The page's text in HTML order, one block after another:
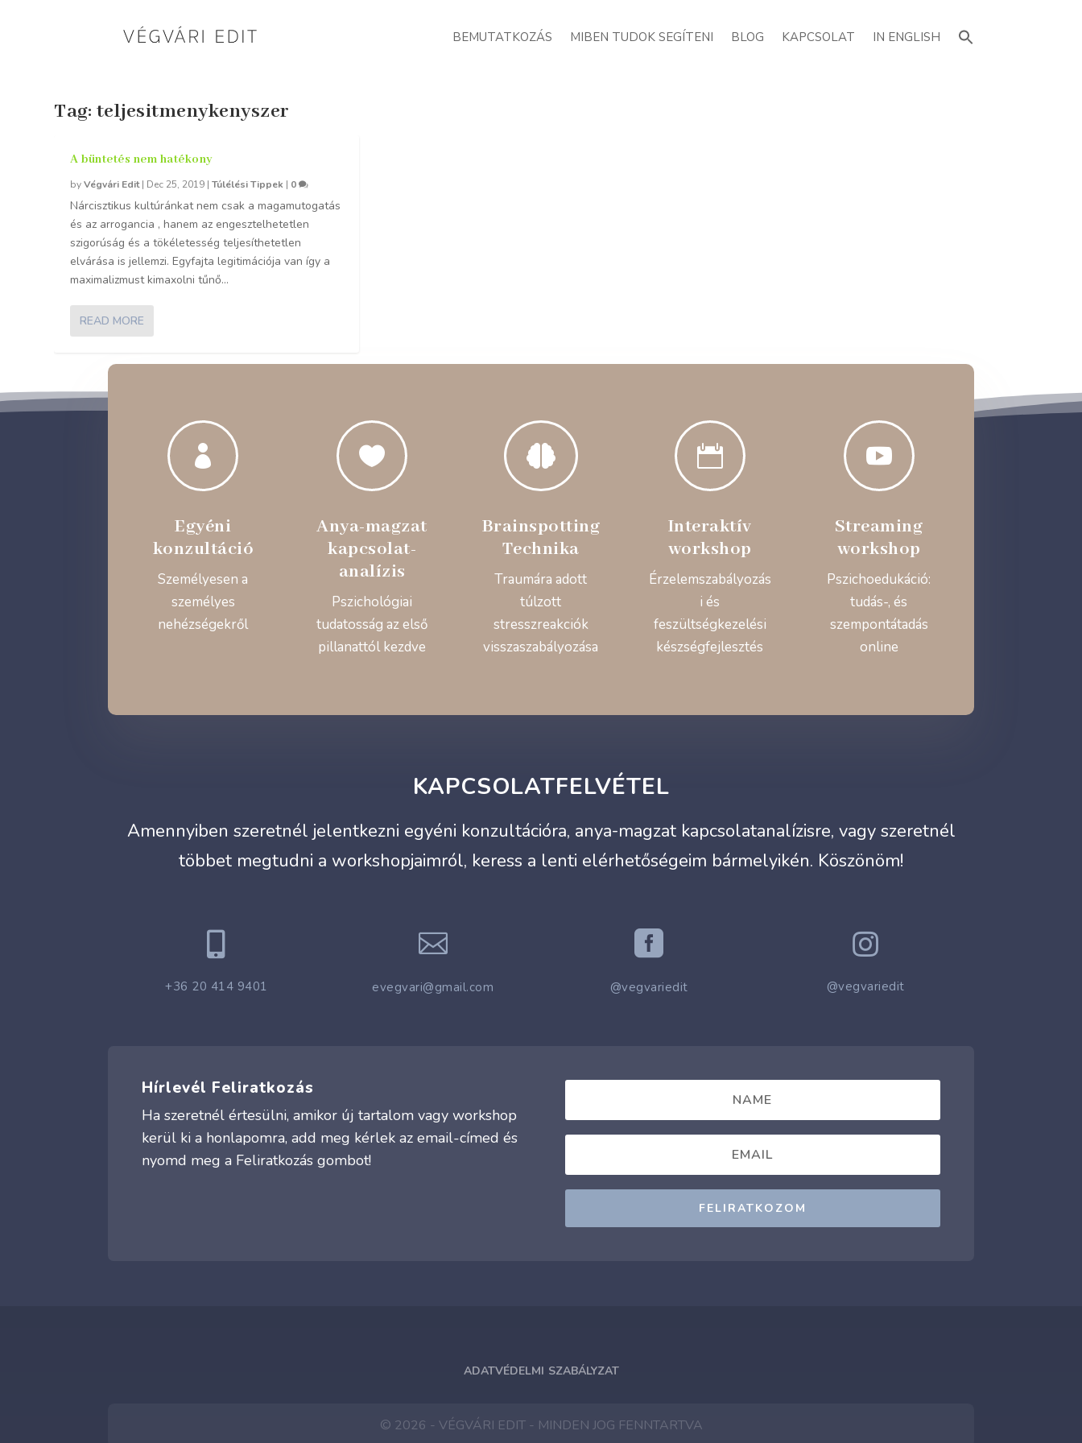
BEMUTATKOZÁS MIBEN TUDOK SEGÍTENI BLOG KAPCSOLAT IN ENGLISH
Tag: teljesitmenykenyszer
A büntetés nem hatékony
byVégvári Edit| Dec 25, 2019 |Túlélési Tippek | 0
Nárcisztikus kultúránkat nem csak a magamutogatás
és az arrogancia , hanem az engesztelhetetlen
szigorúság és a tökéletesség teljesíthetetlen
elvárása is jellemzi. Egyfajta legitimációja van így a
maximalizmust kimaxolni tűnő...
READ MORE

Egyéni
konzultáció
Személyesen a
személyes
nehézségekről

Anya-magzat
kapcsolat-
analízis
Pszichológiai
tudatosság az első
pillanattól kezdve

Brainspotting
Technika
Traumára adott
túlzott
stresszreakciók
visszaszabályozása

Interaktív
workshop
Érzelemszabályozás
i és
feszültségkezelési
készségfejlesztés

Streaming
workshop
Pszichoedukáció:
tudás-, és
szempontátadás
online
KAPCSOLATFELVÉTEL
Amennyiben szeretnél jelentkezni egyéni konzultációra, anya-magzat kapcsolatanalízisre, vagy szeretnél
többet megtudni a workshopjaimról, keress a lenti elérhetőségeim bármelyikén. Köszönöm!

+36 20 414 9401

evegvari@gmail.com

@vegvariedit

@vegvariedit
Hírlevél Feliratkozás
Ha szeretnél értesülni, amikor új tartalom vagy workshop
kerül ki a honlapomra, add meg kérlek az email-címed és
nyomd meg a Feliratkozás gombot!
FELIRATKOZOM
ADATVÉDELMI SZABÁLYZAT
© 2026 - VÉGVÁRI EDIT - MINDEN JOG FENNTARTVA